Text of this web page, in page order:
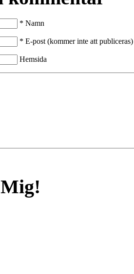
* Namn
* E-post (kommer inte att publiceras)
Hemsida